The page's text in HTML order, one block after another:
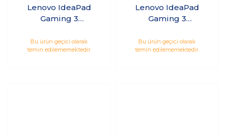
Lenovo IdeaPad
Gaming 3
10750H 16GB 512GB
SSD 4GB GTX1650Ti
Bu ürün geçici olarak
temin edilememektedir.
Lenovo IdeaPad
Gaming 3
i7-11370H 16GB
256GB SSD 1TB HDD
Bu ürün geçici olarak
temin edilememektedir.